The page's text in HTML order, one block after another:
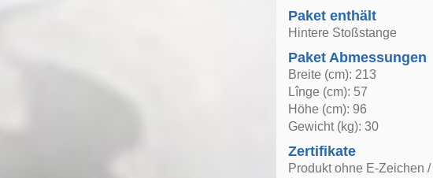
Paket enthält
Hintere Stoßstange
Paket Abmessungen
Breite (cm): 213
Lînge (cm): 57
Höhe (cm): 96
Gewicht (kg): 30
Zertifikate
Produkt ohne E-Zeichen